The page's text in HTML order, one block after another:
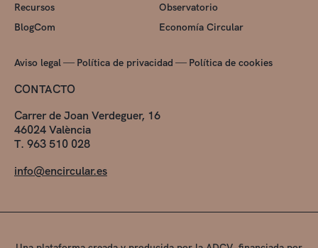
Recursos
Observatorio
BlogCom
Economía Circular
Aviso legal— Política de privacidad — Política de cookies
CONTACTO
Carrer de Joan Verdeguer, 16
46024 València
T. 963 510 028
info@encircular.es